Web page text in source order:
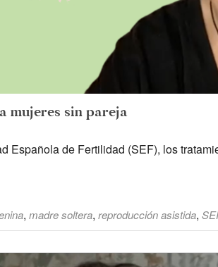
mujeres sin pareja
Española de Fertilidad (SEF), los
, madre soltera, reproducción asistida,